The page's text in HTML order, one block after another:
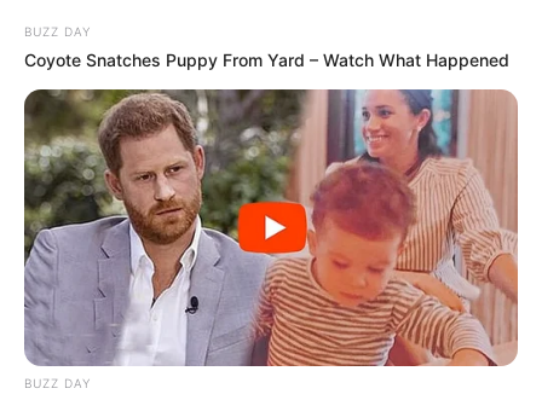
BUZZ DAY
Coyote Snatches Puppy From Yard – Watch What Happened
BUZZ DAY